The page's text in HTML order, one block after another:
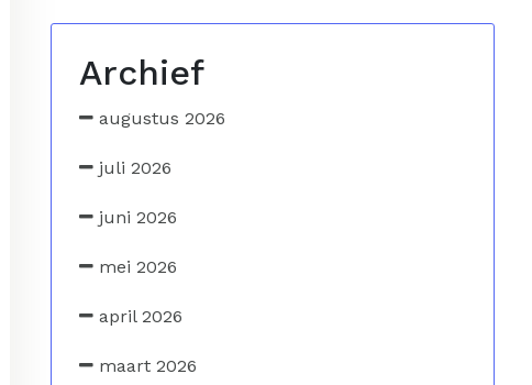
Archief
augustus 2026
juli 2026
juni 2026
mei 2026
april 2026
maart 2026